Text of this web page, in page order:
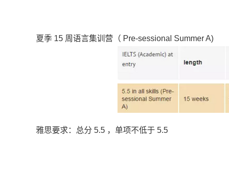
夏季 15 周语言集训营（ Pre-sessional Summer A)
雅思要求：总分 5.5 ，单项不低于 5.5